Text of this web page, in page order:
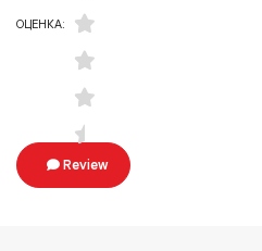
ОЦЕНКА:
Review